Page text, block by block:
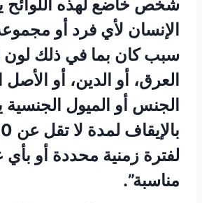
شخص خاضع لهذه اللوائح
الإنسان لأي فرد أو
سبب كان بما في ذلك لون
العرق، أو الدين، أو الأصل
الجنس أو الميول
لفترة زمنية محددة أو
مناسبة”.